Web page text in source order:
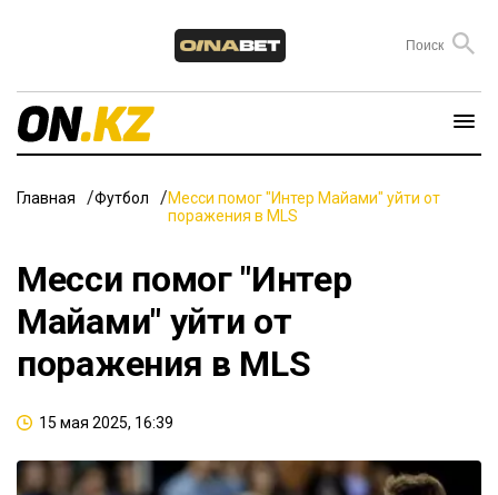
Главная Футбол
Месси помог "Интер Майами" уйти от
поражения в MLS
Месси помог "Интер
Майами" уйти от
поражения в MLS
15 мая 2025, 16:39